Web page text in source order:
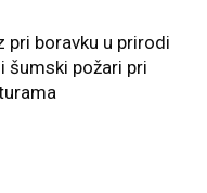
pri boravku u prirodi
šumski požari pri